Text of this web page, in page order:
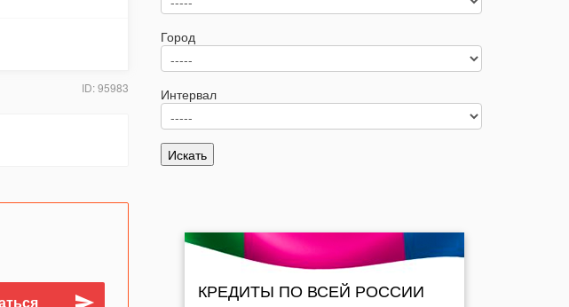
ID: 95983
Город
Интервал
КРЕДИТЫ ПО ВСЕЙ РОССИИ